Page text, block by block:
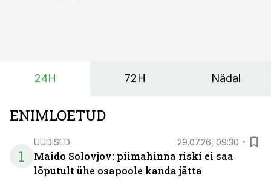
põllumajandusettevõtete jaoks üheks olulisemaks
24H 72H Nädal
ENIMLOETUD
1
UUDISED 29.07.26, 09:30
Maido Solovjov: piimahinna riski ei saa
lõputult ühe osapoole kanda jätta